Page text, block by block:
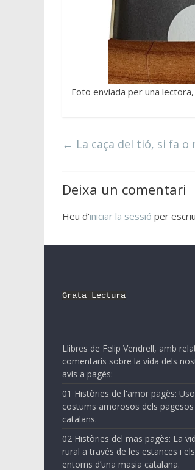
Foto enviada per una
← La caça del tió, si fa o
Deixa un comentari
Heu d'iniciar la sessió per
Grata Lectura
Llibres de Felip Vendrell, amb
comentaris sobre la vida dels
avis a pagès:
01 Històries de l'amor pagès:
costums amorosos dels pagesos
catalans.
02 Històries del mas pagès: La
rural a través de les estances i els
entorns d’una masia catalana.